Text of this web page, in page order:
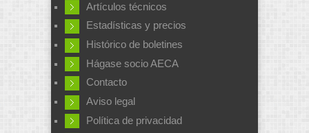
Artículos técnicos
Estadísticas y precios
Histórico de boletines
Hágase socio AECA
Contacto
Aviso legal
Política de privacidad